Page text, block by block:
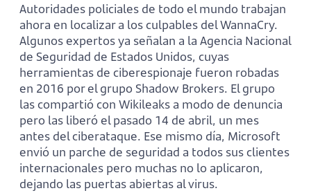
Autoridades policiales de todo el mundo trabajan
ahora en localizar a los culpables del WannaCry.
Algunos expertos ya señalan a la Agencia Nacional
de Seguridad de Estados Unidos, cuyas
herramientas de ciberespionaje fueron robadas
en 2016 por el grupo Shadow Brokers. El grupo
las compartió con Wikileaks a modo de denuncia
pero las liberó el pasado 14 de abril, un mes
antes del ciberataque. Ese mismo día, Microsoft
envió un parche de seguridad a todos sus clientes
internacionales pero muchas no lo aplicaron,
dejando las puertas abiertas al virus.